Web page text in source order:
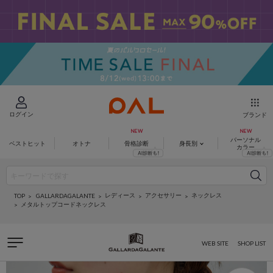
ログイン ブランド
ベストヒット オトナ 骨格診断 身長別
パーソナル
カラー
TOP GALLARDAGALANTE レディース アクセサリー
ネックレス
メタルトップコードネックレス
SHOP LIST
WEB SITE